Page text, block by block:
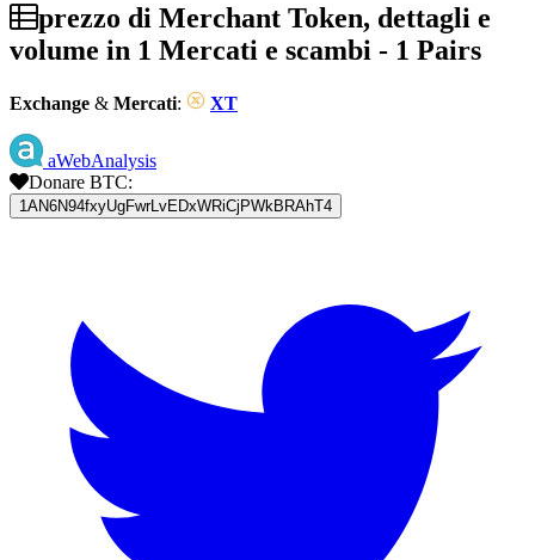
prezzo di Merchant Token, dettagli e
volume in 1 Mercati e scambi - 1 Pairs
Exchange & Mercati: XT
aWebAnalysis
Donare BTC:
1AN6N94fxyUgFwrLvEDxWRiCjPWkBRAhT4